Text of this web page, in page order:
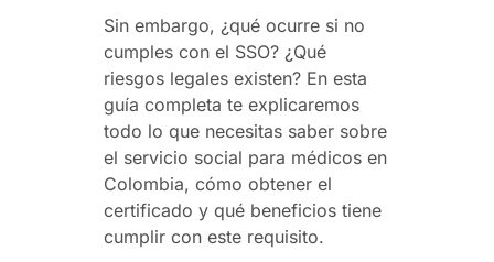
Sin embargo, ¿qué ocurre si no
cumples con el SSO? ¿Qué
riesgos legales existen? En esta
guía completa te explicaremos
todo lo que necesitas saber sobre
el servicio social para médicos en
Colombia, cómo obtener el
certificado y qué beneficios tiene
cumplir con este requisito.